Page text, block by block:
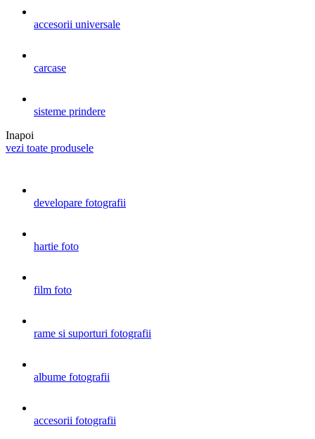
accesorii universale
carcase
sisteme prindere
Inapoi
vezi toate produsele
developare fotografii
hartie foto
film foto
rame si suporturi fotografii
albume fotografii
accesorii fotografii